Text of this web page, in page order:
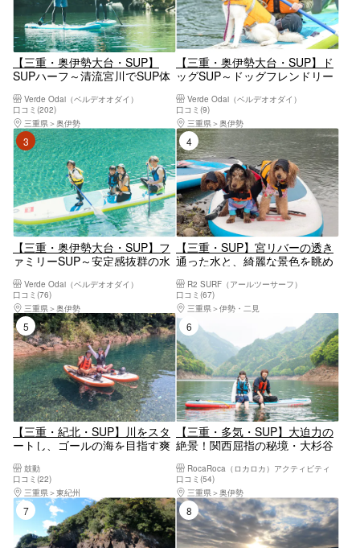
【三重・奥伊勢大台・SUP】
SUPハーフ～清流宮川でSUP体
Verde Odai（ベルデオオダイ）
口コミ(202)
三重県
奥伊勢
【三重・奥伊勢大台・SUP】ド
ッグSUP～ドッグフレンドリー
Verde Odai（ベルデオオダイ）
口コミ(9)
三重県
奥伊勢
3位
【三重・奥伊勢大台・SUP】フ
ァミリーSUP～安定感抜群の水
Verde Odai（ベルデオオダイ）
口コミ(76)
三重県
奥伊勢
4位
【三重・SUP】宮リバーの透き
通った水と、綺麗な景色を眺め
R2 SURF（アールツーサーフ）
口コミ(67)
三重県
伊勢・二見
5位
【三重・紀北・SUP】川をスタ
ートし、ゴールの海を目指す爽
水域でも楽しめる！約2㎞を2時
間30分かけてゆっくり下る冒険
型SUPツアー！ツアー写真全部
無料プレゼント！
鼓動
口コミ(22)
三重県
東紀州
【三重・多気・SUP】大迫力の
絶景！関西屈指の秘境・大杉谷
RocaRoca（ロカロカ）アクティビティ
口コミ(54)
三重県
奥伊勢
7位 8位